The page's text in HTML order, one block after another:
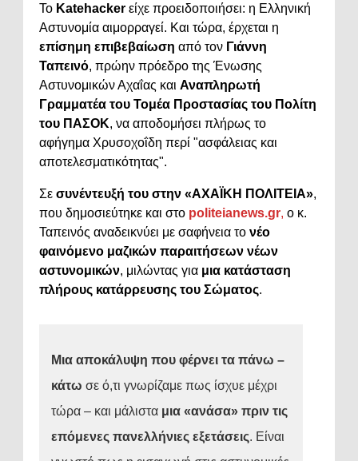
Το Katehacker είχε προειδοποιήσει: η Ελληνική
Αστυνομία αιμορραγεί. Και τώρα, έρχεται η
επίσημη επιβεβαίωση από τον Γιάννη
Ταπεινό, πρώην πρόεδρο της Ένωσης
Αστυνομικών Αχαΐας και Αναπληρωτή
Γραμματέα του Τομέα Προστασίας του Πολίτη
του ΠΑΣΟΚ, να αποδομήσει πλήρως το
αφήγημα Χρυσοχοΐδη περί "ασφάλειας και
αποτελεσματικότητας".
Σε συνέντευξή του στην «ΑΧΑΪΚΗ ΠΟΛΙΤΕΙΑ»,
που δημοσιεύτηκε και στο politeianews.gr, ο κ.
Ταπεινός αναδεικνύει με σαφήνεια το νέο
φαινόμενο μαζικών παραιτήσεων νέων
αστυνομικών, μιλώντας για μια κατάσταση
πλήρους κατάρρευσης του Σώματος.
Μια αποκάλυψη που φέρνει τα πάνω –
κάτω σε ό,τι γνωρίζαμε πως ίσχυε μέχρι
τώρα – και μάλιστα μια «ανάσα» πριν τις
επόμενες πανελλήνιες εξετάσεις. Είναι